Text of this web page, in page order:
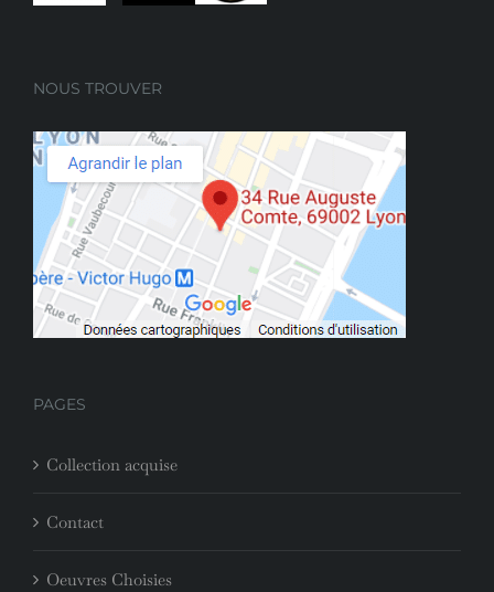
NOUS TROUVER
PAGES
Collection acquise
Contact
Oeuvres Choisies